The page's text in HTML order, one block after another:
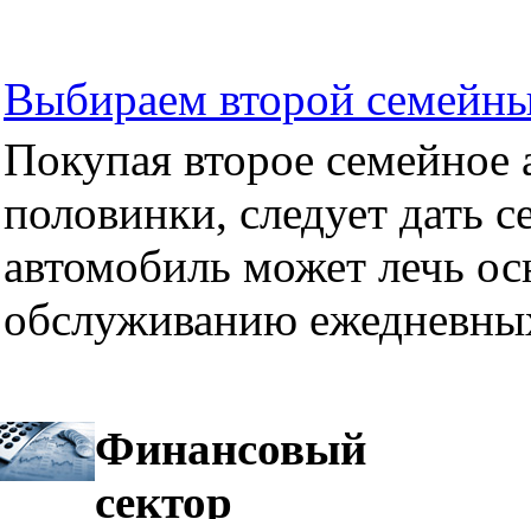
Выбираем второй
Покупая второе семейное
половинки, следует дать
автомобиль может лечь
обслуживанию
Финансовый
сектор